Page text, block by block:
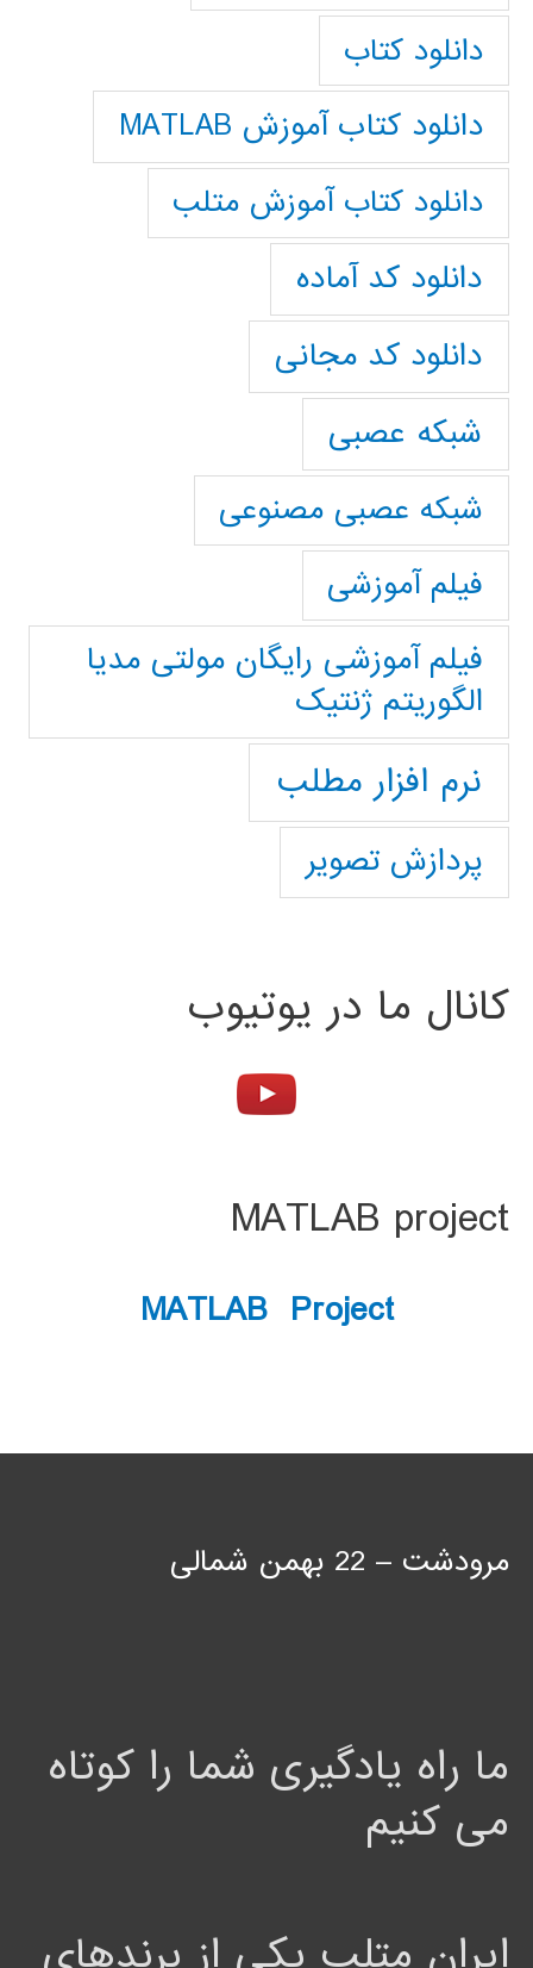
دانلود کتاب
دانلود کتاب آموزش MATLAB
دانلود کتاب آموزش متلب
دانلود کد آماده
دانلود کد مجانی
شبکه عصبی
شبکه عصبی مصنوعی
فیلم آموزشی
فیلم آموزشی رایگان مولتی مدیا
الگوریتم ژنتیک
نرم افزار مطلب
پردازش تصویر
کانال ما در یوتیوب
MATLAB project
MATLAB Project
مرودشت – 22 بهمن شمالی
ما راه یادگیری شما را کوتاه
می کنیم